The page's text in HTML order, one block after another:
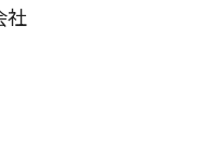
社